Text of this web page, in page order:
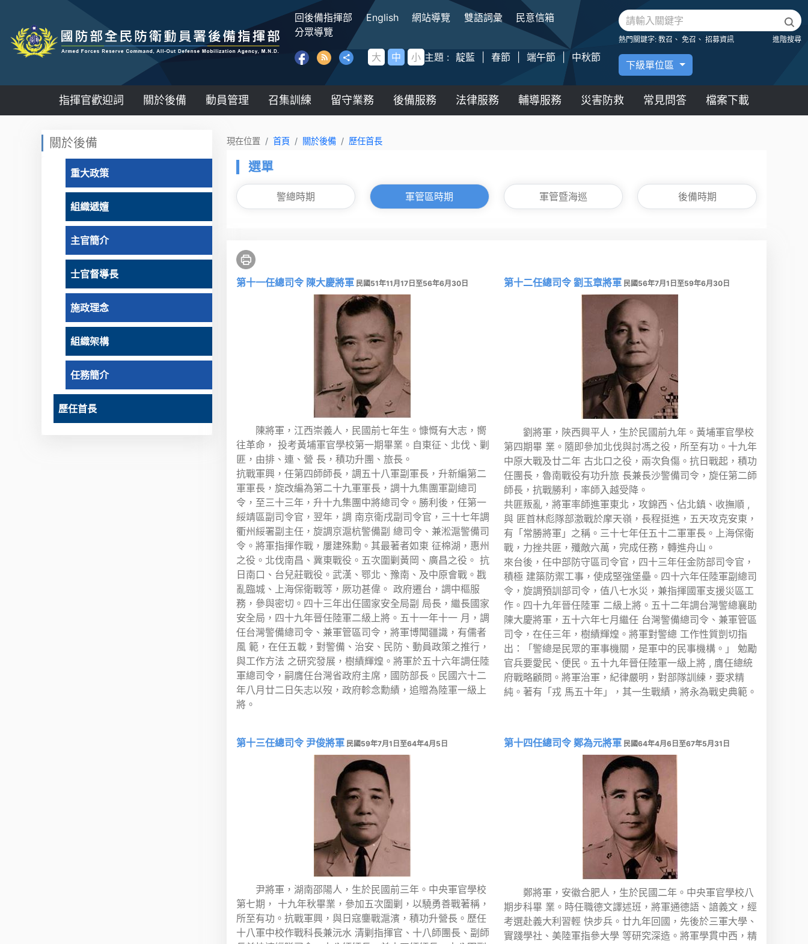
後備指揮部
:::
回後備指揮部 English 網站導覽 雙語詞彙
民意信箱
分眾導覽
大 中 小 主題 : 靛藍 春節 端午節 中秋節
熱門關鍵字: 教召、 免召、 招募資訊 進階搜尋
下級單位區
指揮官歡迎詞 關於後備 動員管理 召集訓練 留守業務 後備服務 法律服務 輔導服務 災害防救 常見問答 檔案下載
關於後備
重大政策
組織遞嬗
主官簡介
士官督導長
施政理念
組織架構
任務簡介
歷任首長
現在位置 首頁 關於後備 歷任首長
選單
警總時期 軍管區時期 軍管暨海巡 後備時期
第十一任總司令 陳大慶將軍民國51年11月17日至56年6月30日
陳將軍，江西崇義人，民國前七年生。慷慨有大志，嚮
往革命， 投考黃埔軍官學校第一期畢業。自東征、北伐、剿
匪，由排、連、營 長，積功升團、旅長。
抗戰軍興，任第四師師長，調五十八軍副軍長，升新編第二
軍軍長，旋改編為第二十九軍軍長，調十九集團軍副總司
令，至三十三年，升十九集團中將總司令。勝利後，任第一
綏靖區副司令官，翌年，調 南京衛戌副司令官，三十七年調
衢州綏署副主任，旋調京滬杭警備副 總司令、兼淞滬警備司
令。將軍指揮作戰，屢建殊勳。其最著者如東 征棉湖，惠州
之役。北伐南昌、冀東戰役。五次圍剿黃岡、廣昌之役。 抗
日南口、台兒莊戰役。武漢、鄂北、豫南、及中原會戰。戡
亂臨城、上海保衛戰等，厥功甚偉。 政府遷台，調中樞服
務，參與密切。四十三年出任國家安全局副 局長，繼長國家
安全局，四十九年晉任陸軍二級上將。五十一年十一 月，調
任台灣警備總司令、兼軍管區司令，將軍博聞疆識，有儒者
風 範，在任五載，對警備、治安、民防、動員政策之推行，
與工作方法 之研究發展，樹績輝煌。將軍於五十六年調任陸
軍總司令，嗣膺任台灣省政府主席，國防部長。民國六十二
年八月廿二日矢志以歿，政府軫念勳績，追贈為陸軍一級上
將。
第十二任總司令 劉玉章將軍民國56年7月1日至59年6月30日
劉將軍，陜西興平人，生於民國前九年。黃埔軍官學校
第四期畢 業。隨即參加北伐與討馮之役，所至有功。十九年
中原大戰及廿二年 古北口之役，兩次負傷。抗日戰起，積功
任團長，魯南戰役有功升旅 長兼長沙警備司令，旋任第二師
師長，抗戰勝利，率師入越受降。
共匪叛亂，將軍率師進軍東北，攻錦西、佔北鎮、收撫順 ,
與 匪首林彪隊部激戰於摩天嶺，長程挺進，五天攻克安東，
有「常勝將軍」之稱。三十七年任五十二軍軍長。上海保衛
戰，力挫共匪，殲敵六萬，完成任務，轉進舟山。
來台後，任中部防守區司令官，四十三年任金防部司令官，
積極 建築防禦工事，使成堅強堡壘。四十六年任陸軍副總司
令，旋調預訓部司令，值八七水災，兼指揮國軍支援災區工
作。四十九年晉任陸軍 二級上將。五十二年調台灣警總襄助
陳大慶將軍，五十六年七月繼任 台灣警備總司令、兼軍管區
司令，在任三年，樹績輝煌。將軍對警總 工作性質剴切指
出：「警總是民眾的軍事機關，是軍中的民事機構。」 勉勵
官兵要愛民、便民。五十九年晉任陸軍一級上將 , 膺任總統
府戰略顧問。將軍治軍，紀律嚴明，對部隊訓練，要求精
純。著有「戎 馬五十年」，其一生戰績，將永為戰史典範。
第十三任總司令 尹俊將軍民國59年7月1日至64年4月5日
尹將軍，湖南邵陽人，生於民國前三年。中央軍官學校
第七期， 十九年秋畢業，參加五次圍剿，以驍勇善戰著稱，
所至有功。抗戰軍興，與日寇鏖戰滬濱，積功升營長。歷任
十八軍中校作戰科長兼沅水 清剿指揮官、十八師團長、副師
第十四任總司令 鄭為元將軍民國64年4月6日至67年5月31日
鄭將軍，安徽合肥人，生於民國二年。中央軍官學校八
期步科畢 業。時任職德文譯述班，將軍通德語、諳義文，經
考選赴義大利習輕 快步兵。廿九年回國，先後於三軍大學、
實踐學社、美陸軍指參大學 等研究深造。將軍學貫中西，精